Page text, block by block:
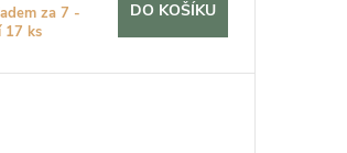
za 7 -
17 ks
DO KOŠÍKU